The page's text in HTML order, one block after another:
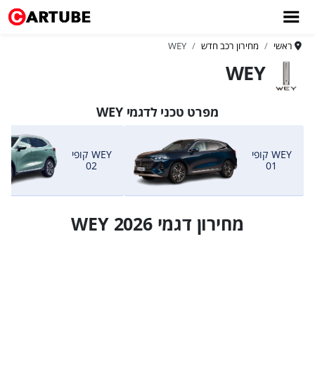
ראשי מחירון רכב חדש WEY
WEY
מפרט טכני לדגמי WEY
WEY קופי
01
WEY קופי
02
מחירון דגמי WEY 2026